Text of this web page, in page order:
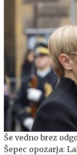
Še vedno brez
Šepec opozarja: